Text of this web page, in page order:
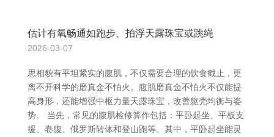
估计有氧畅通如跑步、拍浮天露珠宝或跳绳
2026-03-07
思相貌有平坦紧实的腹肌，不仅需要合理的饮食截止，更
离不开科学的磨真金不怕火。腹肌磨真金不怕火不仅能提
高身形，还能增强中枢力量天露珠宝，改善躯壳均衡与姿
势。 当先，常见的腹肌检修算作包括：平卧起坐、平板支
援、卷腹、俄罗斯转体和登山跑等。其中，平卧起坐能灵